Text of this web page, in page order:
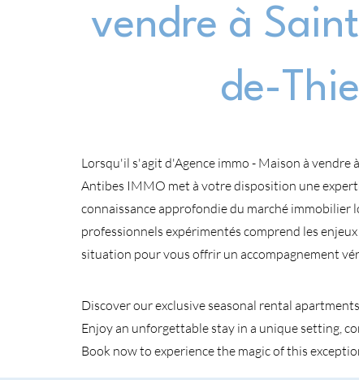
vendre à
de-
Lorsqu'il s'agit d'Agence immo - Maison à vendre
Antibes IMMO met à votre disposition une
connaissance approfondie du marché immobilier
professionnels expérimentés comprend les
situation pour vous offrir un accompagnement
Discover our exclusive seasonal rental
Enjoy an unforgettable stay in a unique setting,
Book now to experience the magic of this